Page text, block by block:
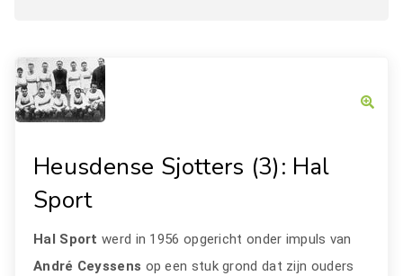
Heusdense Sjotters (3): Hal
Sport
Hal Sport werd in 1956 opgericht onder impuls van
André Ceyssens op een stuk grond dat zijn ouders